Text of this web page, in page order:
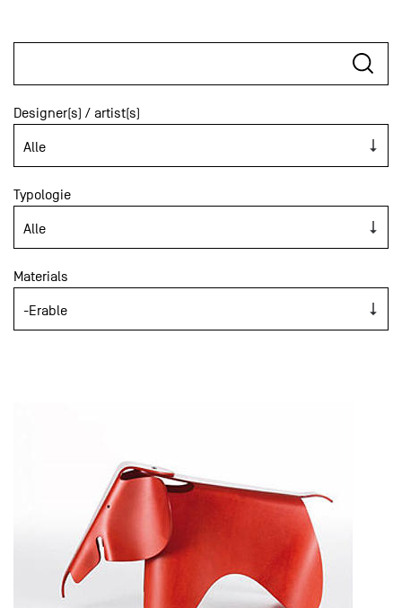
Designer(s) / artist(s)
Typologie
Materials